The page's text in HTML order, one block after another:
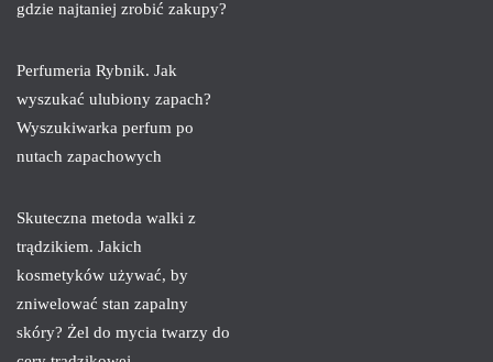
gdzie najtaniej zrobić zakupy?
Perfumeria Rybnik. Jak
wyszukać ulubiony zapach?
Wyszukiwarka perfum po
nutach zapachowych
Skuteczna metoda walki z
trądzikiem. Jakich
kosmetyków używać, by
zniwelować stan zapalny
skóry? Żel do mycia twarzy do